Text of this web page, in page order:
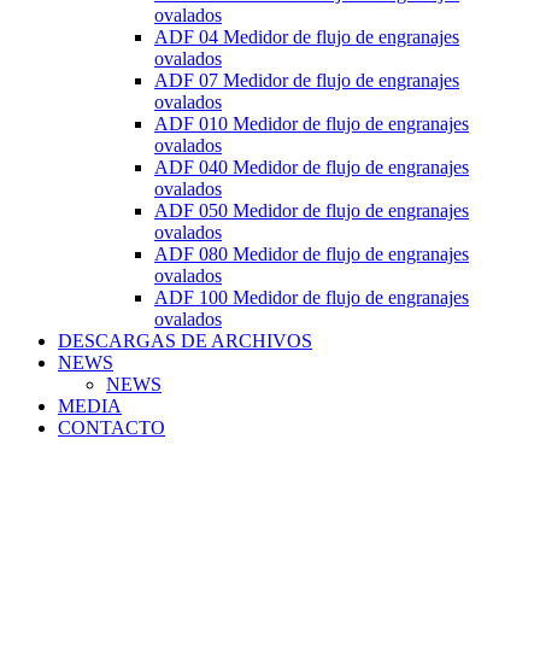
ovalados
ADF 04 Medidor de flujo de engranajes
ovalados
ADF 07 Medidor de flujo de engranajes
ovalados
ADF 010 Medidor de flujo de engranajes
ovalados
ADF 040 Medidor de flujo de engranajes
ovalados
ADF 050 Medidor de flujo de engranajes
ovalados
ADF 080 Medidor de flujo de engranajes
ovalados
ADF 100 Medidor de flujo de engranajes
ovalados
DESCARGAS DE ARCHIVOS
NEWS
NEWS
MEDIA
CONTACTO